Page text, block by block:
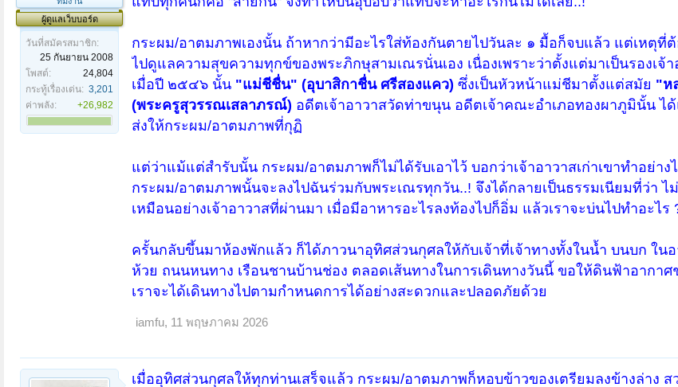
ผู้ดูแลเว็บบอร์ด
วันที่สมัครสมาชิก:
25 กันยายน 2008
โพสต์:
24,804
กระทู้เรื่องเด่น: 3,201
ค่าพลัง:
+26,982
กระผม/อาตมภาพเองนั้น ถ้าหากว่ามีอะไรใส่ท้องกันตายไปวันละ ๑ มื้อก็จบแล้ว แต่เหตุที่
ไปดูแลความสุขความทุกข์ของพระภิกษุสามเณรนั่นเอง เนื่องเพราะว่าตั้งแต่มาเป็นรองเจ้
เมื่อปี ๒๕๔๖ นั้น "แม่ชีชื่น" (อุบาสิกาชื่น ศรีสองแคว) ซึ่งเป็นหัวหน้าแม่ชีมาตั้งแต่สมัย "ห
(พระครูสุวรรณเสลาภรณ์) อดีตเจ้าอาวาสวัดท่าขนุน อดีตเจ้าคณะอำเภอทองผาภูมินั้น ได้
ส่งให้กระผม/อาตมภาพที่กุฏิ
แต่ว่าแม้แต่สำรับนั้น กระผม/อาตมภาพก็ไม่ได้รับเอาไว้ บอกว่าเจ้าอาวาสเก่าเขาทำอย่าง
กระผม/อาตมภาพนั้นจะลงไปฉันร่วมกับพระเณรทุกวัน..! จึงได้กลายเป็นธรรมเนียมที่ว่า ไ
เหมือนอย่างเจ้าอาวาสที่ผ่านมา เมื่อมีอาหารอะไรลงท้องไปก็อิ่ม แล้วเราจะบ่นไปทำอะไร
ครั้นกลับขึ้นมาห้องพักแล้ว ก็ได้ภาวนาอุทิศส่วนกุศลให้กับเจ้าที่เจ้าทางทั้งในน้ำ บนบก ในอ
ห้วย ถนนหนทาง เรือนชานบ้านช่อง ตลอดเส้นทางในการเดินทางวันนี้ ขอให้ดินฟ้าอากาศ
เราจะได้เดินทางไปตามกำหนดการได้อย่างสะดวกและปลอดภัยด้วย
iamfu, 11 พฤษภาคม 2026
เมื่ออุทิศส่วนกุศลให้ทุกท่านเสร็จแล้ว กระผม/อาตมภาพก็หอบข้าวของเตรียมลงข้างล่าง ส